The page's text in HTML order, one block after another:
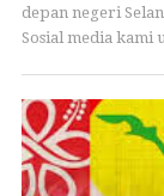
depan negeri
Sosial media kami